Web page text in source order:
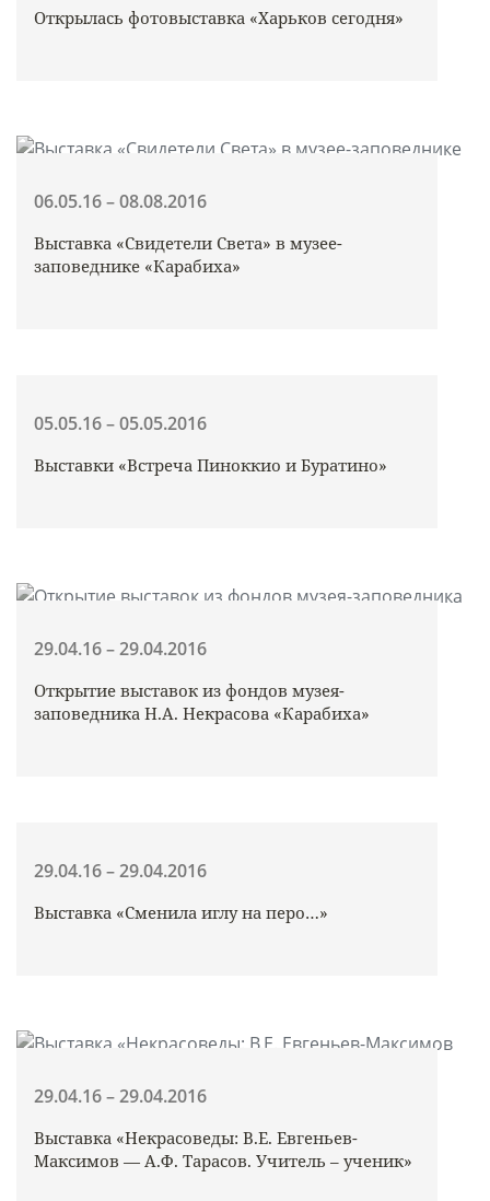
Открылась фотовыставка «Харьков сегодня»
06.05.16 – 08.08.2016
Выставка «Свидетели Cвета» в музее-
заповеднике «Карабиха»
05.05.16 – 05.05.2016
Выставки «Встреча Пиноккио и Буратино»
29.04.16 – 29.04.2016
Открытие выставок из фондов музея-
заповедника Н.А. Некрасова «Карабиха»
29.04.16 – 29.04.2016
Выставка «Сменила иглу на перо…»
29.04.16 – 29.04.2016
Выставка «Некрасоведы: В.Е. Евгеньев-
Максимов — А.Ф. Тарасов. Учитель – ученик»